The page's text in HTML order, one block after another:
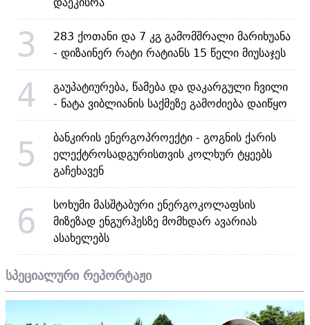
3
283 ქოთანი და 7 კგ გამომშრალი მარიხუანა
- დიზაინერ რატი რატიანს 15 წელი მიუსაჯეს
4
გაუპატიურება, წამება და დაკარგული ჩვილი
- ნატა ვიბლიანის საქმეზე გამოძიება დაიწყო
5
ბანკირის ენერგოპროექტი - გოგნის ქარის
ელექტროსადგურისთვის კოლხურ ტყეებს
გაჩეხავენ
6
სოხუმი მასშტაბური ენერგოკოლაფსის
მიზეზად ენგურჰესზე მომხდარ ავარიას
ასახელებს
სპეციალური რეპორტაჟი